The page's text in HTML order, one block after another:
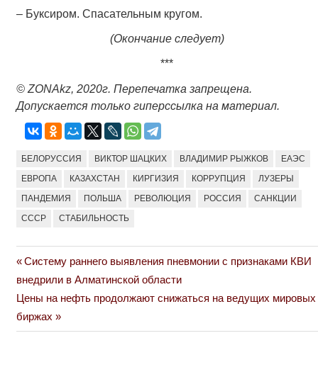
– Буксиром. Спасательным кругом.
(Окончание следует)
***
© ZONAkz, 2020г. Перепечатка запрещена.
Допускается только гиперссылка на материал.
БЕЛОРУССИЯ ВИКТОР ШАЦКИХ ВЛАДИМИР РЫЖКОВ ЕАЭС
ЕВРОПА КАЗАХСТАН КИРГИЗИЯ КОРРУПЦИЯ ЛУЗЕРЫ
ПАНДЕМИЯ ПОЛЬША РЕВОЛЮЦИЯ РОССИЯ САНКЦИИ
СССР СТАБИЛЬНОСТЬ
Навигация
по
записям
Previous
Post:
Систему раннего выявления пневмонии с признаками КВИ
внедрили в Алматинской области
Next
Post:
Цены на нефть продолжают снижаться на ведущих мировых
биржах